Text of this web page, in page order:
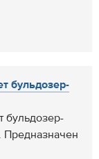
бульдозер-
бульдозер-
Предназначен